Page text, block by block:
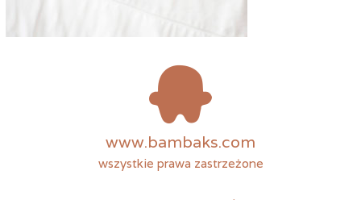
www.bambaks.com
wszystkie prawa zastrzeżone